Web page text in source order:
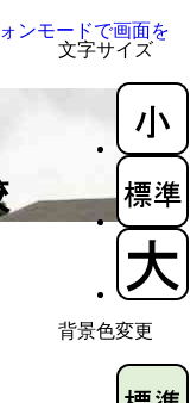
文字サイズ
背景色変更
ンモードで画面を